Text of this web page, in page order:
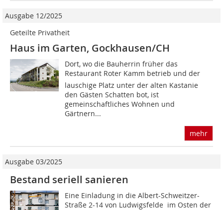
Ausgabe 12/2025
Geteilte Privatheit
Haus im Garten, Gockhausen/CH
Dort, wo die Bauherrin früher das
Restaurant Roter Kamm betrieb und der
lauschige Platz unter der alten Kastanie
den Gästen Schatten bot, ist
gemeinschaftliches Wohnen und
Gärtnern...
mehr
Ausgabe 03/2025
Bestand seriell sanieren
Eine Einladung in die Albert-Schweitzer-
Straße 2-14 von Ludwigsfelde  im Osten der